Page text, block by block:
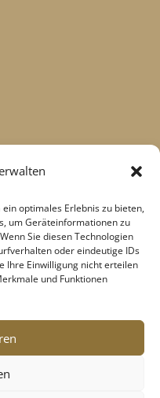
ein optimales Erlebnis zu bieten,
um Geräteinformationen zu
Sie diesen Technologien
oder eindeutige IDs
Ihre Einwilligung nicht erteilen
und Funktionen